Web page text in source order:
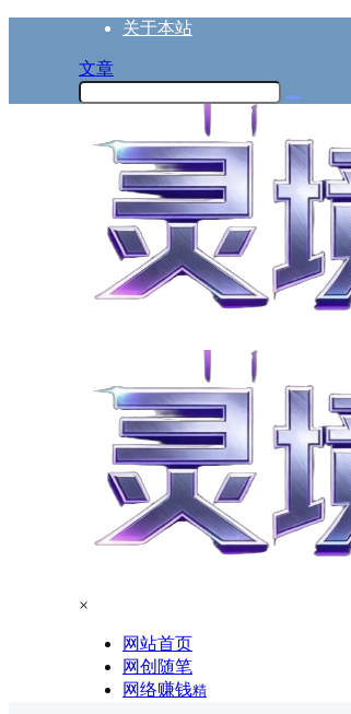
关于本站
文章
×
网站首页
网创随笔
网络赚钱精